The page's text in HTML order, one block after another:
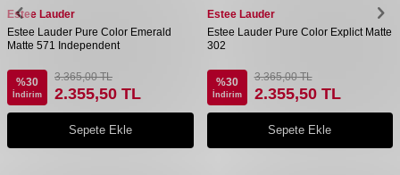
Estee Lauder
Estee Lauder Pure Color Emerald
Matte 571 Independent
%30
İndirim
3.365,00TL
2.355,50 TL
Sepete Ekle
Estee Lauder
Estee Lauder Pure Color Explict Matte
302
%30
İndirim
3.365,00TL
2.355,50TL
Sepete Ekle